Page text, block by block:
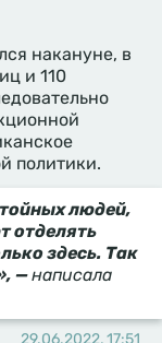
накануне, в
и 110
политики.
людей,
отделять
здесь. Так
—написала
29.06.2022, 17:51